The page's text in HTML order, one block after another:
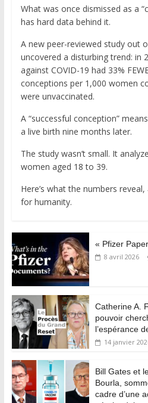
What was once dismissed as a
has hard data behind it.
A new peer-reviewed study out
uncovered a disturbing trend: in
against COVID-19 had 33%
conceptions per 1,000 women
were unvaccinated.
A “successful conception”
a live birth nine months later.
The study wasn’t small. It
women aged 18 to 39.
Here’s what the numbers
for humanity.
« Pfizer
8 avril 2026
Catherine A.
pouvoir
l’espérance
14 janvier
Bill Gates et
Bourla,
cadre d’une